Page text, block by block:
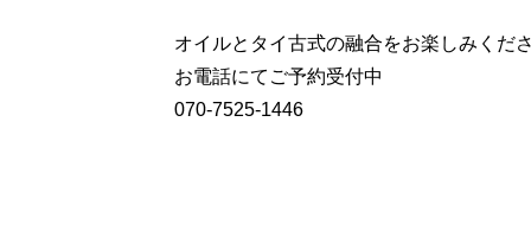
オイルとタイ古式の融合をお楽しみくだ
お電話にてご予約受付中
070-7525-1446